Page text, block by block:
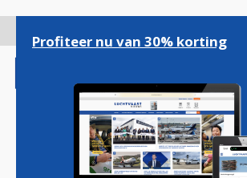
gaan
Profiteer nu van 30% korting